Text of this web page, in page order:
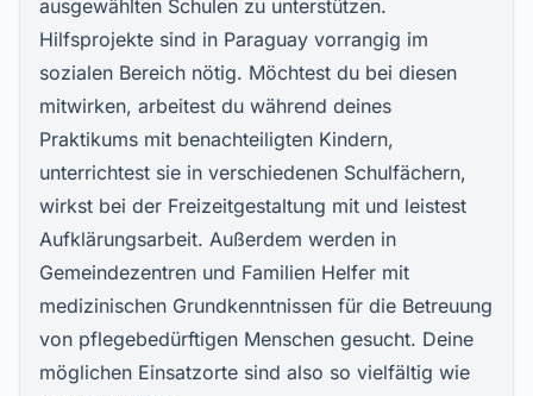
ausgewählten Schulen zu unterstützen.
Hilfsprojekte sind in Paraguay vorrangig im
sozialen Bereich nötig. Möchtest du bei diesen
mitwirken, arbeitest du während deines
Praktikums mit benachteiligten Kindern,
unterrichtest sie in verschiedenen Schulfächern,
wirkst bei der Freizeitgestaltung mit und leistest
Aufklärungsarbeit. Außerdem werden in
Gemeindezentren und Familien Helfer mit
medizinischen Grundkenntnissen für die Betreuung
von pflegebedürftigen Menschen gesucht. Deine
möglichen Einsatzorte sind also so vielfältig wie